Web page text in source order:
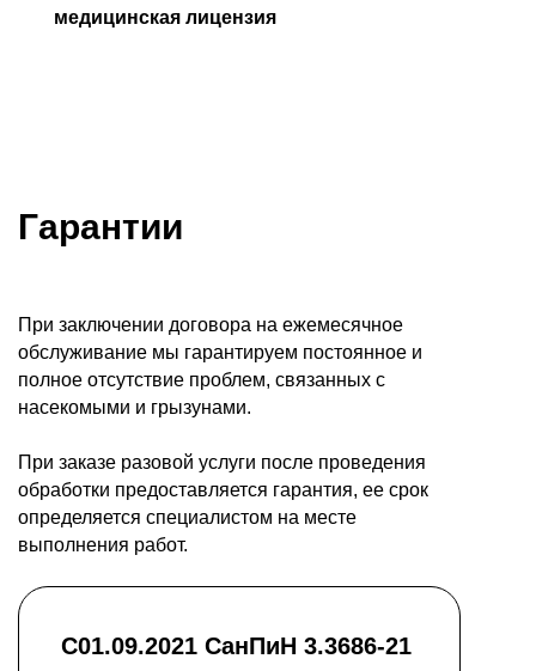
медицинская лицензия
Гарантии
При заключении договора на ежемесячное
обслуживание мы гарантируем постоянное и
полное отсутствие проблем, связанных с
насекомыми и грызунами.
При заказе разовой услуги после проведения
обработки предоставляется гарантия, ее срок
определяется специалистом на месте
выполнения работ.
С01.09.2021 СанПиН 3.3686-21